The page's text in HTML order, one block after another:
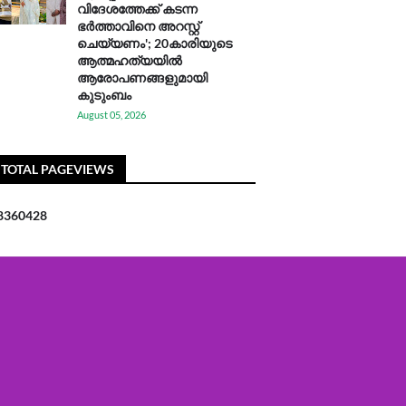
വിദേശത്തേക്ക് കടന്ന
ഭർത്താവിനെ അറസ്റ്റ്
ചെയ്യണം'; 20കാരിയുടെ
ആത്മഹത്യയിൽ
ആരോപണങ്ങളുമായി
കുടുംബം
August 05, 2026
TOTAL PAGEVIEWS
360428